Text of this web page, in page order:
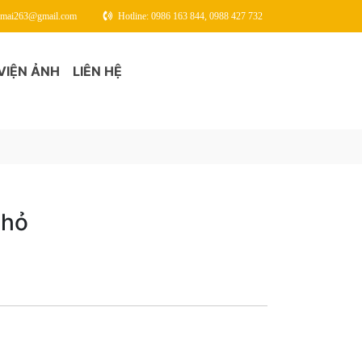
Hotline: 0986 163 844, 0988 427 732
ẢNH LIÊN HỆ